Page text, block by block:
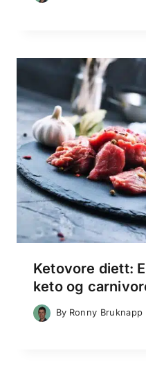
Ketovore diett:
keto og
By Ronny Bruknapp